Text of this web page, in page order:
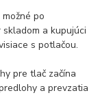
po
a kupujúci
s potlačou.
pre tlač začína
a prevzatia